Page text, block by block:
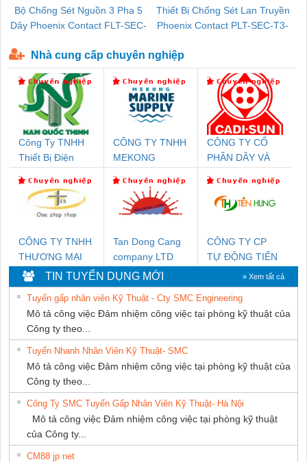
Bộ Chống Sét Nguồn 3 Pha 5
Dây Phoenix Contact FLT-SEC-
Thiết Bị Chống Sét Lan Truyền
Phoenix Contact PLT-SEC-T3-
Nhà cung cấp chuyên nghiệp
Công Ty TNHH
Thiết Bị Điện
CÔNG TY TNHH
MEKONG
SUPPLY
CÔNG TY CỔ
PHẦN DÂY VÀ
THƯỢNG ĐÌNH
CÔNG TY TNHH
THƯƠNG MẠI
THIÊN ÂN VIỆT
NAM
Tan Dong Cang
company LTD
CÔNG TY CP
TỰ ĐỘNG TIẾN
TIN TUYỂN DỤNG MỚI » Xem tất cả
Tuyển gấp nhân viên Kỹ Thuật - Cty SMC Engineering
Mô tả công việc Đảm nhiệm công việc tại phòng kỹ thuật của
Công ty theo...
Tuyển Nhanh Nhân Viên Kỹ Thuật- SMC
Mô tả công việc Đảm nhiệm công việc tại phòng kỹ thuật của
Công ty theo...
Công Ty SMC Tuyển Gấp Nhân Viên Kỹ Thuật- Hà Nội
Mô tả công việc Đảm nhiệm công việc tại phòng kỹ thuật
của Công ty...
CM88 jp net